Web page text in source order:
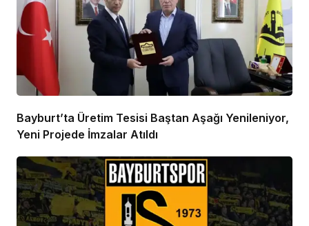
Bayburt’ta Üretim Tesisi Baştan Aşağı Yenileniyor,
Yeni Projede İmzalar Atıldı